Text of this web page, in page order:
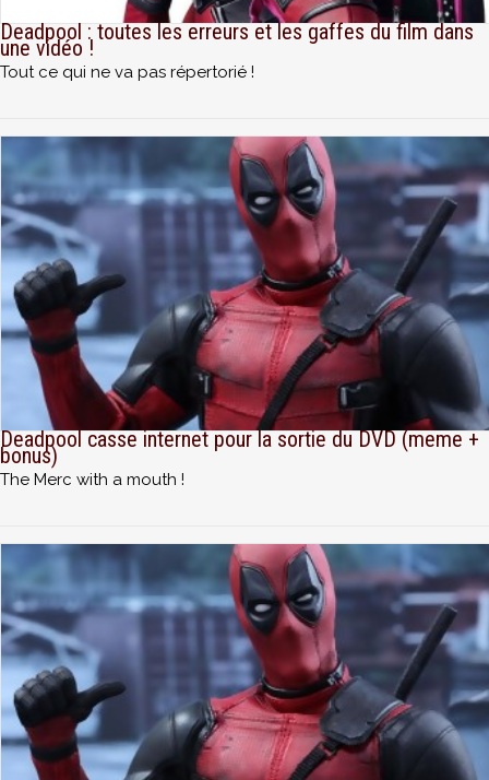
Deadpool : toutes les erreurs et les gaffes du film dans
une vidéo !
Tout ce qui ne va pas répertorié !
Deadpool casse internet pour la sortie du DVD (meme +
bonus)
The Merc with a mouth !